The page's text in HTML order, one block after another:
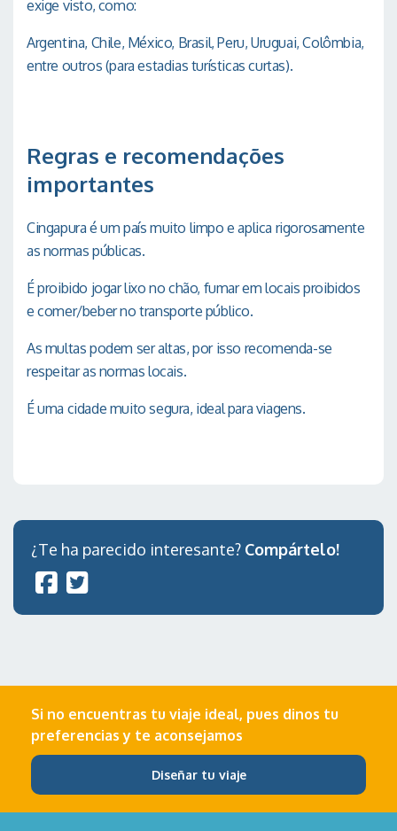
exige visto, como:
Argentina, Chile, México, Brasil, Peru, Uruguai, Colômbia,
entre outros (para estadias turísticas curtas).
Regras e recomendações
importantes
Cingapura é um país muito limpo e aplica rigorosamente
as normas públicas.
É proibido jogar lixo no chão, fumar em locais proibidos
e comer/beber no transporte público.
As multas podem ser altas, por isso recomenda-se
respeitar as normas locais.
É uma cidade muito segura, ideal para viagens.
¿Te ha parecido interesante? Compártelo!
Si no encuentras tu viaje ideal, pues dinos tu
preferencias y te aconsejamos
Diseñar tu viaje